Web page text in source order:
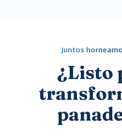
Juntos
¿Listo